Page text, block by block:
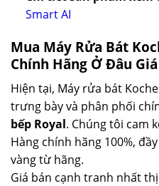
Smart AI
Mua Máy Rửa Bát
Chính Hãng Ở Đâu
Hiện tại, Máy rửa bát
trưng bày và phân phối
bếp Royal. Chúng tôi cam
Hàng chính hãng 100%,
vàng từ hãng.
Giá bán cạnh tranh nhất